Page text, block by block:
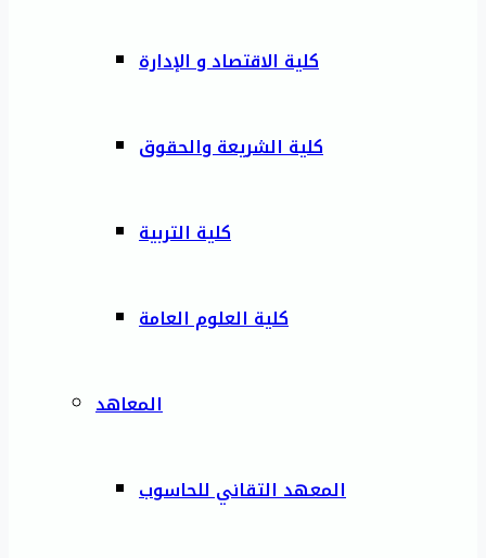
كلية الاقتصاد و الإدارة
كلية الشريعة والحقوق
كلية التربية
كلية العلوم العامة
المعاهد
المعهد التقاني للحاسوب